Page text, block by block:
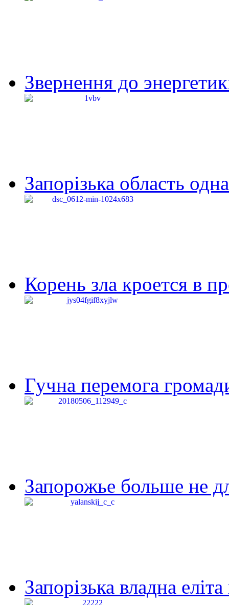
Звернення до
Запорізька область
Корень зла кроется в
Гучна перемога
Запорожье больше не
Запорізька владна